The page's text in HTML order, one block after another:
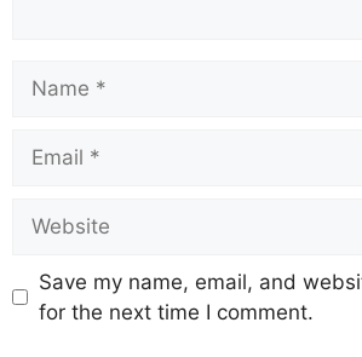
Save my name, email, and
for the next time I comment.